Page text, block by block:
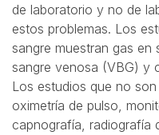
de laboratorio y no de
estos problemas. Los
sangre muestran gas en
sangre venosa (VBG) y
Los estudios que no
oximetría de pulso,
capnografía, radiografía